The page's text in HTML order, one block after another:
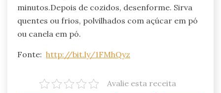
minutos.Depois de cozidos, desenforme. Sirva
quentes ou frios, polvilhados com açúcar em pó
ou canela em pó.
Fonte: http://bit.ly/1FMhQyz
Avalie esta receita